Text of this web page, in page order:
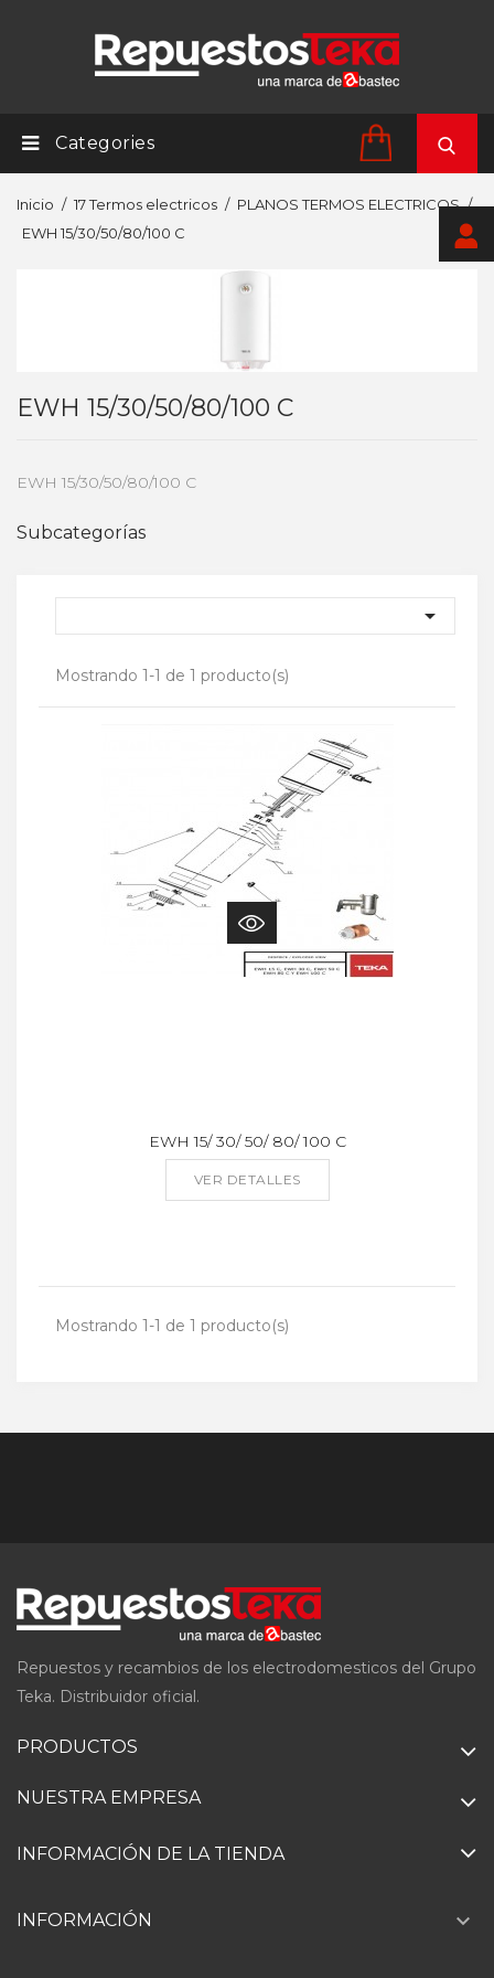
Categories
Inicio 17 Termos electricos
PLANOS TERMOS ELECTRICOS
EWH 15/30/50/80/100 C
EWH 15/30/50/80/100 C
EWH 15/30/50/80/100 C
Subcategorías

Mostrando 1-1 de 1 producto(s)
EWH 15/ 30/ 50/ 80/ 100 C
VER DETALLES
Mostrando 1-1 de 1 producto(s)
Repuestos y recambios de los electrodomesticos del Grupo
Teka. Distribuidor oficial.
PRODUCTOS
NUESTRA EMPRESA
INFORMACIÓN DE LA TIENDA
INFORMACIÓN 